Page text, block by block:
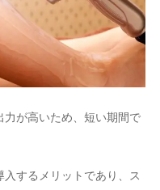
が高いため、短い期間で
するメリットであり、ス